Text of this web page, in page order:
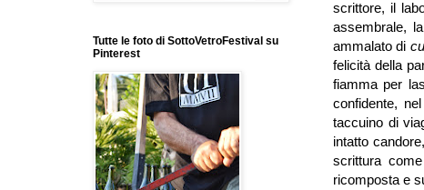
scrittore, il
assembrale,
ammalato di
felicità della
fiamma per
confidente,
taccuino di
intatto
scrittura
ricomposta e
Tutte le foto di SottoVetroFestival su
Pinterest